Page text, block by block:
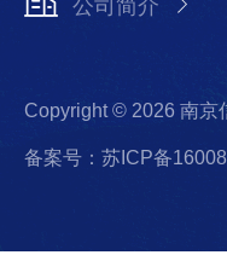
公司简介
Copyright © 2026 南京
备案号：苏ICP备